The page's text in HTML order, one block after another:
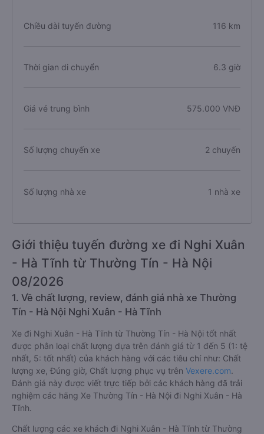
Chiều dài tuyến đường 116 km
Thời gian di chuyển 6.3 giờ
Giá vé trung bình 575.000 VNĐ
Số lượng chuyến xe 2 chuyến
Số lượng nhà xe 1 nhà xe
Giới thiệu tuyến đường xe đi Nghi Xuân
- Hà Tĩnh từ Thường Tín - Hà Nội
08/2026
1. Về chất lượng, review, đánh giá nhà xe Thường
Tín - Hà Nội Nghi Xuân - Hà Tĩnh
Xe đi Nghi Xuân - Hà Tĩnh từ Thường Tín - Hà Nội tốt nhất
được phân loại chất lượng dựa trên đánh giá từ 1 đến 5 (1: tệ
nhất, 5: tốt nhất) của khách hàng với các tiêu chí như: Chất
lượng xe, Đúng giờ, Chất lượng phục vụ trên Vexere.com.
Đánh giá này được viết trực tiếp bởi các khách hàng đã trải
nghiệm các hãng Xe Thường Tín - Hà Nội đi Nghi Xuân - Hà
Tĩnh.
Chất lượng các xe khách đi Nghi Xuân - Hà Tĩnh từ Thường